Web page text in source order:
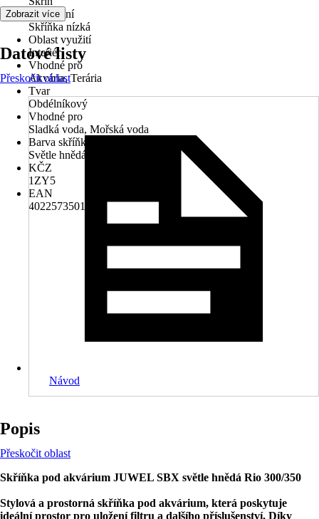
Provedení
Skříňka nízká
Oblast využití
Interiér
Vhodné pro
Akvária, Terária
Tvar
Obdélníkový
Vhodné pro
Sladká voda, Mořská voda
Barva skříňky
Světle hnědá
KČZ
1ZY5
EAN
4022573501384
Zobrazit více
Datové listy
Přeskočit oblast
Návod
Popis
Přeskočit oblast
Skříňka pod akvárium JUWEL SBX světle hnědá Rio 300/350
Stylová a prostorná skříňka pod akvárium, která poskytuje
ideální prostor pro uložení filtru a dalšího příslušenství. Díky